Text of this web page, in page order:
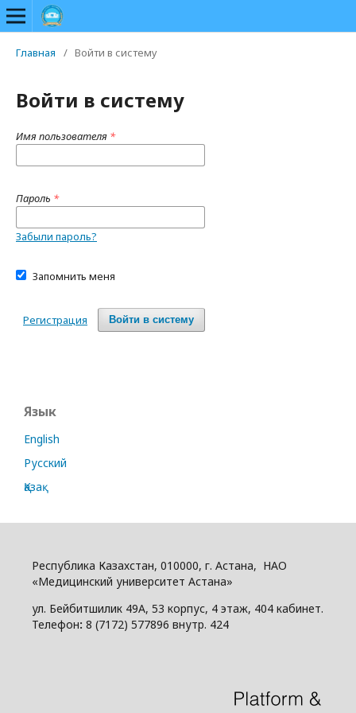
Главная / Войти в систему
Войти в систему
Имя пользователя *
Пароль *
Забыли пароль?
Запомнить меня
Войти в систему
Регистрация
Язык
English
Русский
Қазақ
Республика Казахстан, 010000, г. Астана, НАО
«Медицинский университет Астана»
ул. Бейбитшилик 49А, 53 корпус, 4 этаж, 404 кабинет.
Телефон: 8 (7172) 577896 внутр. 424